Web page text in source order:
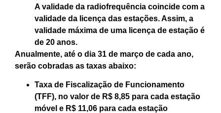
A validade da radiofrequência coincide com a
validade da licença das estações. Assim, a
validade máxima de uma licença de estação é
de 20 anos.
Anualmente, até o dia 31 de março de cada ano,
serão cobradas as taxas abaixo:
Taxa de Fiscalização de Funcionamento
(TFF), no valor de R$ 8,85 para cada estação
móvel e R$ 11,06 para cada estação